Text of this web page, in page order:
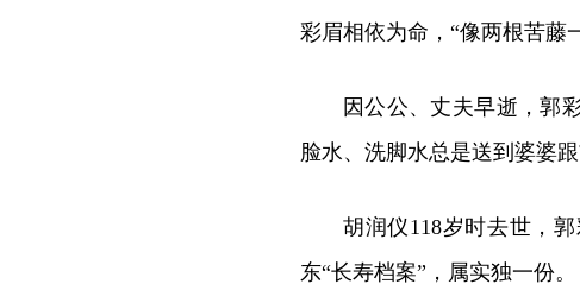
彩眉相依为命，“像两根苦藤
因公公、丈夫早逝，郭
脸水、洗脚水总是送到婆婆
胡润仪118岁时去世，
东“长寿档案”，属实独一份。